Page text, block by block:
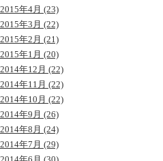
2015年4月 (23)
2015年3月 (22)
2015年2月 (21)
2015年1月 (20)
2014年12月 (22)
2014年11月 (22)
2014年10月 (22)
2014年9月 (26)
2014年8月 (24)
2014年7月 (29)